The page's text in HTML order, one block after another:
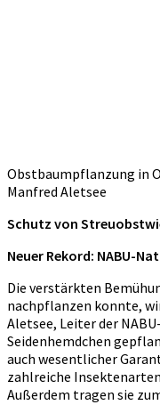
Obstbaumpflanzung in
Manfred Aletsee
Schutz von
Neuer Rekord: NABU-
Die verstärkten
nachpflanzen konnte,
Aletsee, Leiter der
Seidenhemdchen
auch wesentlicher
zahlreiche
Außerdem tragen sie